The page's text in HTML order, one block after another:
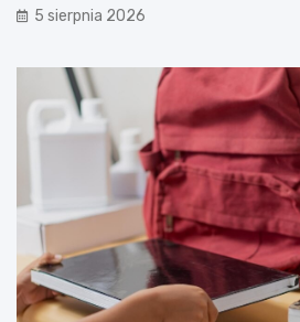
5 sierpnia 2026